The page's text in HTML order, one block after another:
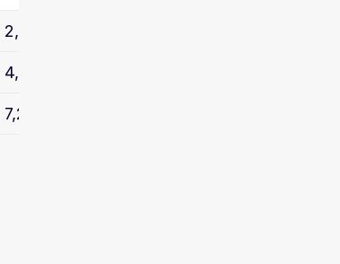
2,3
4,0
7,2